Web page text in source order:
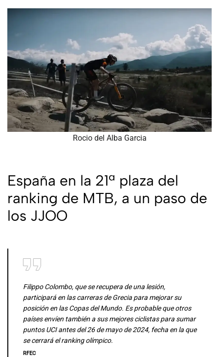
Rocio del Alba Garcia
España en la 21ª plaza del
ranking de MTB, a un paso de
los JJOO
Filippo Colombo, que se recupera de una lesión,
participará en las carreras de Grecia para mejorar su
posición en las Copas del Mundo. Es probable que otros
países envíen también a sus mejores ciclistas para sumar
puntos UCI antes del 26 de mayo de 2024, fecha en la que
se cerrará el ranking olímpico.
RFEC